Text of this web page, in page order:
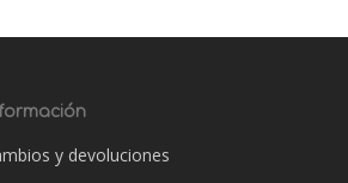
y devoluciones